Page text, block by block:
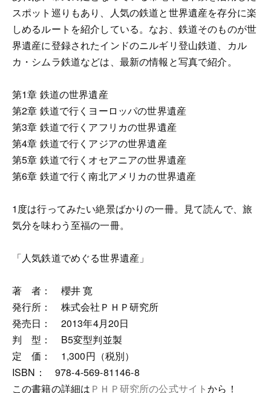
スポット巡りもあり、人気の鉄道と世界遺産を存分に楽
しめるルートを紹介している。なお、鉄道そのものが世
界遺産に登録されたインドのニルギリ登山鉄道、カル
カ・シムラ鉄道などは、最新の情報と写真で紹介。
第1章 鉄道の世界遺産
第2章 鉄道で行くヨーロッパの世界遺産
第3章 鉄道で行くアフリカの世界遺産
第4章 鉄道で行くアジアの世界遺産
第5章 鉄道で行くオセアニアの世界遺産
第6章 鉄道で行く南北アメリカの世界遺産
1度は行ってみたい絶景ばかりの一冊。見て読んで、旅
気分を味わう至福の一冊。
「人気鉄道でめぐる世界遺産」
著 者： 櫻井 寛
発行所： 株式会社ＰＨＰ研究所
発売日： 2013年4月20日
判 型： B5変型判並製
定 価： 1,300円（税別）
ISBN： 978-4-569-81146-8
この書籍の詳細は ＰＨＰ研究所の公式サイトから！